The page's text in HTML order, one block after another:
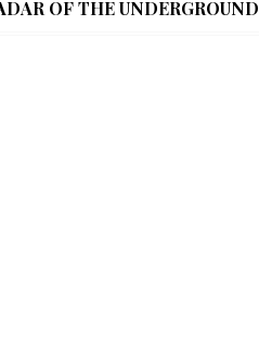
OF THE UNDERGROUND